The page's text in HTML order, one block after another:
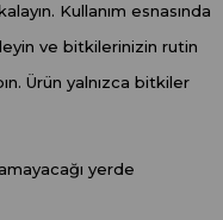
Kullanım esnasında
ve bitkilerinizin rutin
Ürün yalnızca bitkiler
yerde